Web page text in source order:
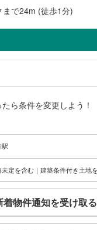
まで24m (徒歩1分)
ら条件を変更しよう！
着物件通知を受け取る